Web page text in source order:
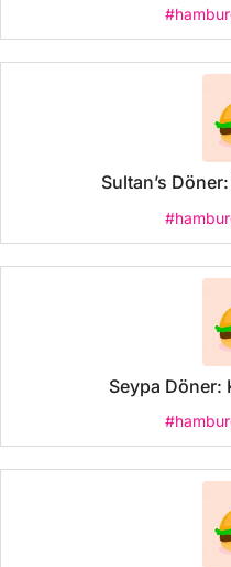
Sultan’s
Seypa Döner: